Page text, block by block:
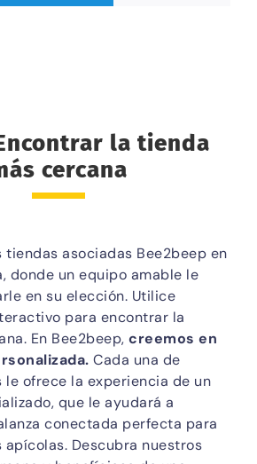
la tienda
cercana
tiendas asociadas Bee2beep en
donde un equipo amable le
en su elección. Utilice
para encontrar la
En Bee2beep,creemos en
Cada una de
le ofrece la experiencia de un
que le ayudará a
conectada perfecta para
apícolas. Descubra nuestros